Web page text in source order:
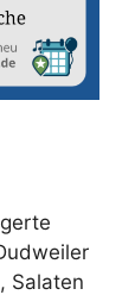
Salaten